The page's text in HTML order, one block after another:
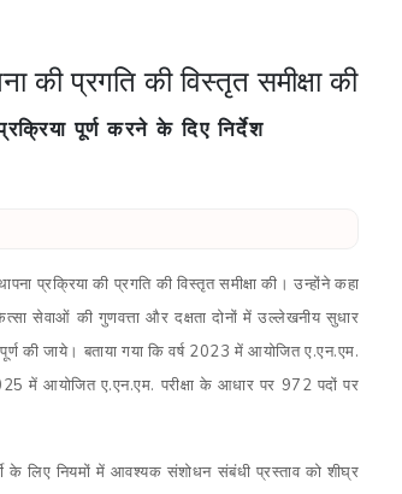
की प्रगति की विस्तृत समीक्षा की
पूर्ण करने के दिए निर्देश
प्रक्रिया की प्रगति की विस्तृत समीक्षा की। उन्होंने कहा
सेवाओं की गुणवत्ता और दक्षता दोनों में उल्लेखनीय सुधार
की जाये। बताया गया कि वर्ष 2023 में आयोजित ए.एन.एम.
में आयोजित ए.एन.एम. परीक्षा के आधार पर 972 पदों पर
के लिए नियमों में आवश्यक संशोधन संबंधी प्रस्ताव को शीघ्र